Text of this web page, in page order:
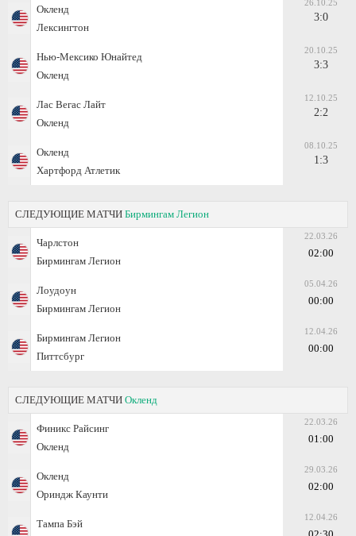
Окленд
Лексингтон
26.10.25
3:0
Нью-Мексико Юнайтед
Окленд
20.10.25
3:3
Лас Вегас Лайт
Окленд
12.10.25
2:2
Окленд
Хартфорд Атлетик
08.10.25
1:3
СЛЕДУЮЩИЕ МАТЧИ Бирмингам Легион
Чарлстон
Бирмингам Легион
22.03.26
02:00
Лоудоун
Бирмингам Легион
05.04.26
00:00
Бирмингам Легион
Питтсбург
12.04.26
00:00
СЛЕДУЮЩИЕ МАТЧИ Окленд
Финикс Райсинг
Окленд
22.03.26
01:00
Окленд
Ориндж Каунти
29.03.26
02:00
Тампа Бэй
12.04.26